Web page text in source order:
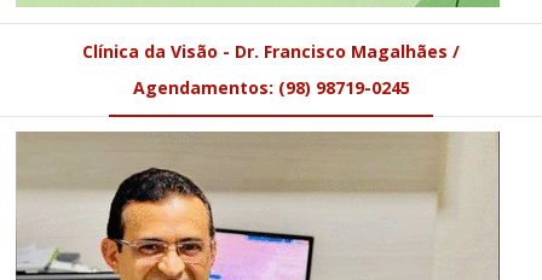
Clínica da Visão - Dr. Francisco Magalhães /
Agendamentos: (98) 98719-0245